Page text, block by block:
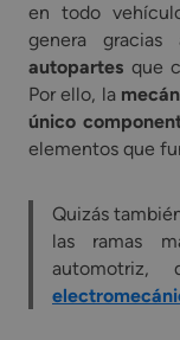
en todo
genera gracias
autopartes que
Por ello, la
único
elementos que
Quizás
las ramas